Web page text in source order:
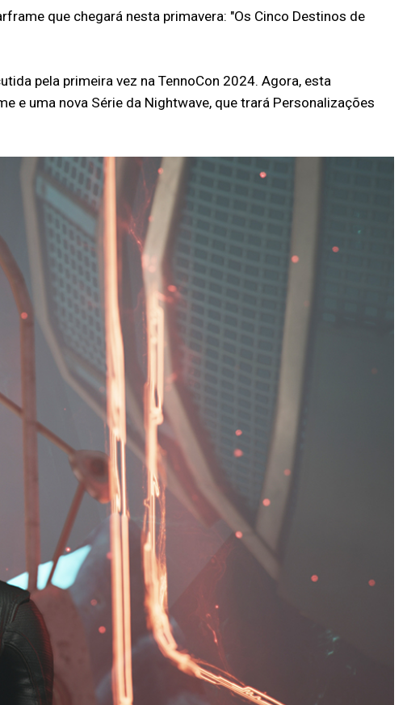
que chegará nesta primavera: "Os Cinco Destinos de
pela primeira vez na TennoCon 2024. Agora, esta
e uma nova Série da Nightwave, que trará Personalizações